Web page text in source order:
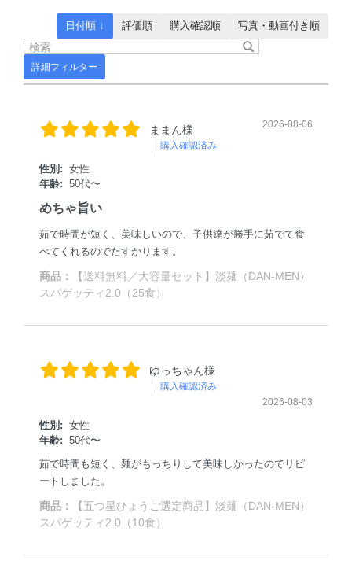
詳細フィルター
日付順 ↓ 評価順 購入確認順 写真・動画付き順
ままん様
購入確認済み
2026-08-06
性別: 女性
年齢: 50代〜
めちゃ旨い
茹で時間が短く、美味しいので、子供達が勝手に茹でて食
べてくれるのでたすかります。
商品：
【送料無料／大容量セット】淡麺（DAN-MEN）
スパゲッティ2.0（25食）
ゆっちゃん様
購入確認済み
2026-08-03
性別: 女性
年齢: 50代〜
茹で時間も短く、麺がもっちりして美味しかったのでリピ
ートしました。
商品：
【五つ星ひょうご選定商品】淡麺（DAN-MEN）
スパゲッティ2.0（10食）